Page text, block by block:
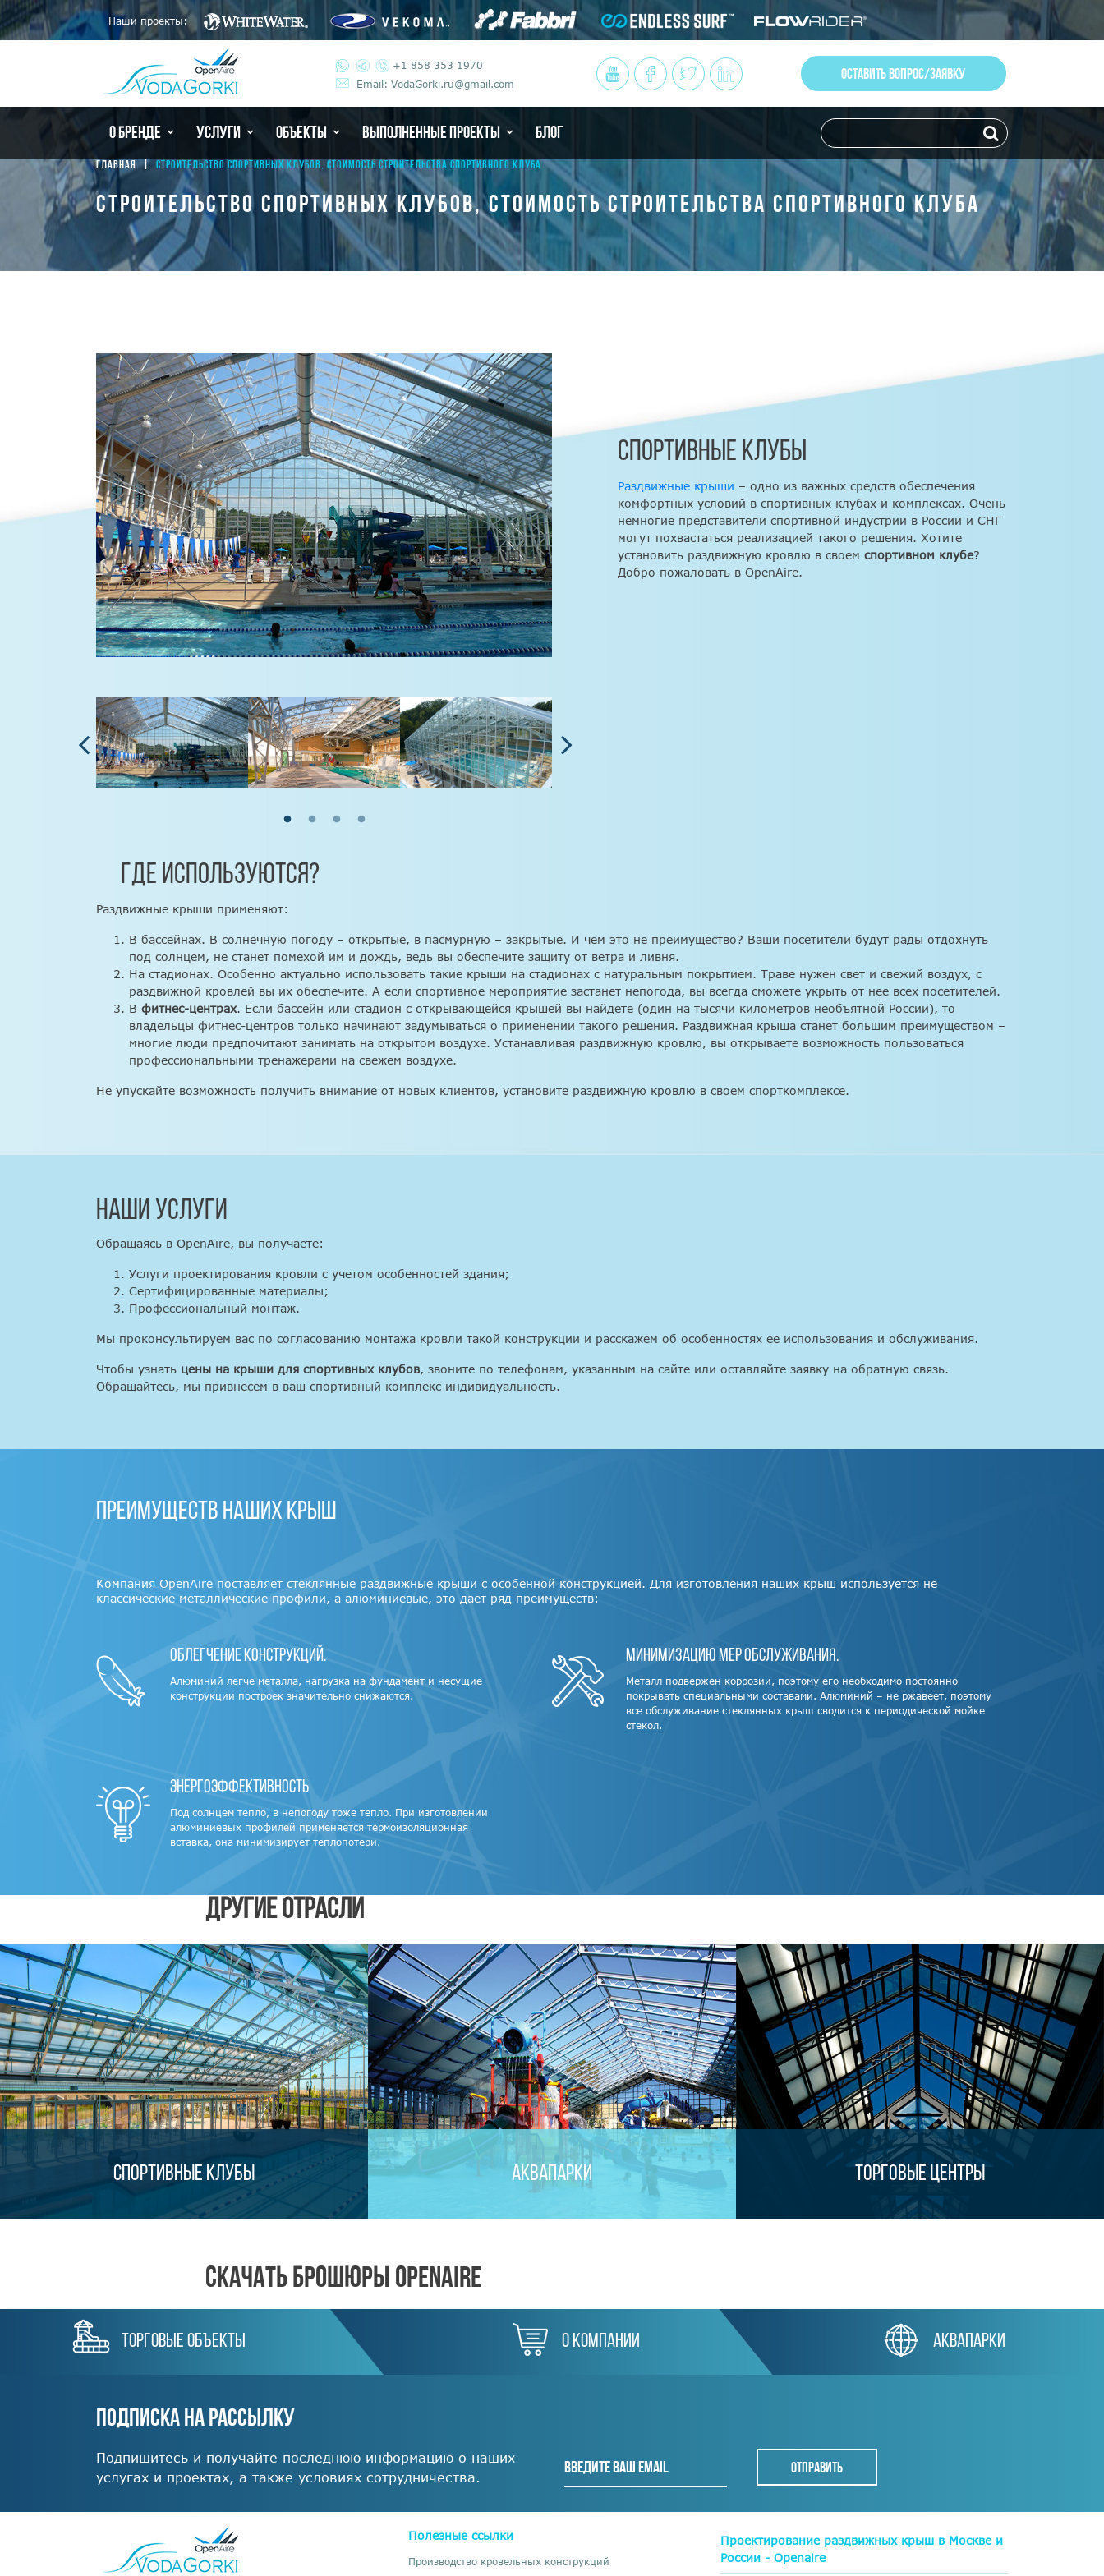
Наши проекты:
+1 858 353 1970
Email: VodaGorki.ru@gmail.com
ОСТАВИТЬ ВОПРОС/ЗАЯВКУ
О БРЕНДЕ УСЛУГИ ОБЪЕКТЫ ВЫПОЛНЕННЫЕ ПРОЕКТЫ БЛОГ
ГЛАВНАЯ СТРОИТЕЛЬСТВО СПОРТИВНЫХ КЛУБОВ, СТОИМОСТЬ СТРОИТЕЛЬСТВА СПОРТИВНОГО КЛУБА
СТРОИТЕЛЬСТВО СПОРТИВНЫХ КЛУБОВ, СТОИМОСТЬ СТРОИТЕЛЬСТВА СПОРТИВНОГО КЛУБА
СПОРТИВНЫЕ КЛУБЫ
Раздвижные крыши – одно из важных средств обеспечения
комфортных условий в спортивных клубах и комплексах. Очень
немногие представители спортивной индустрии в России и СНГ
могут похвастаться реализацией такого решения. Хотите
установить раздвижную кровлю в своем спортивном клубе?
Добро пожаловать в OpenAire.
ГДЕ ИСПОЛЬЗУЮТСЯ?
Раздвижные крыши применяют:
В бассейнах. В солнечную погоду – открытые, в пасмурную – закрытые. И чем это не преимущество? Ваши посетители будут рады отдохнуть
под солнцем, не станет помехой им и дождь, ведь вы обеспечите защиту от ветра и ливня.
На стадионах. Особенно актуально использовать такие крыши на стадионах с натуральным покрытием. Траве нужен свет и свежий воздух, с
раздвижной кровлей вы их обеспечите. А если спортивное мероприятие застанет непогода, вы всегда сможете укрыть от нее всех посетителей.
В фитнес-центрах. Если бассейн или стадион с открывающейся крышей вы найдете (один на тысячи километров необъятной России), то
владельцы фитнес-центров только начинают задумываться о применении такого решения. Раздвижная крыша станет большим преимуществом –
многие люди предпочитают занимать на открытом воздухе. Устанавливая раздвижную кровлю, вы открываете возможность пользоваться
профессиональными тренажерами на свежем воздухе.
Не упускайте возможность получить внимание от новых клиентов, установите раздвижную кровлю в своем спорткомплексе.
Наши услуги
Обращаясь в OpenAire, вы получаете:
Услуги проектирования кровли с учетом особенностей здания;
Сертифицированные материалы;
Профессиональный монтаж.
Мы проконсультируем вас по согласованию монтажа кровли такой конструкции и расскажем об особенностях ее использования и обслуживания.
Чтобы узнать цены на крыши для спортивных клубов, звоните по телефонам, указанным на сайте или оставляйте заявку на обратную связь.
Обращайтесь, мы привнесем в ваш спортивный комплекс индивидуальность.
Преимуществ наших крыш
Компания OpenAire поставляет стеклянные раздвижные крыши с особенной конструкцией. Для изготовления наших крыш используется не
классические металлические профили, а алюминиевые, это дает ряд преимуществ:
Облегчение конструкций.
Алюминий легче металла, нагрузка на фундамент и несущие
конструкции построек значительно снижаются.
Минимизацию мер обслуживания.
Металл подвержен коррозии, поэтому его необходимо постоянно
покрывать специальными составами. Алюминий – не ржавеет, поэтому
все обслуживание стеклянных крыш сводится к периодической мойке
стекол.
Энергоэффективность
Под солнцем тепло, в непогоду тоже тепло. При изготовлении
алюминиевых профилей применяется термоизоляционная
вставка, она минимизирует теплопотери.
ДРУГИЕ ОТРАСЛИ
Спортивные клубы Аквапарки Торговые центры
СКАЧАТЬ БРОШЮРЫ OPENAIRE
торговые объекты о компании аквапарки
ПОДПИСКА НА РАССЫЛКУ
Подпишитесь и получайте последнюю информацию о наших
услугах и проектах, а также условиях сотрудничества.
Полезные ссылки
Производство кровельных конструкций
Проектирование раздвижных крыш в Москве и
России - Openaire